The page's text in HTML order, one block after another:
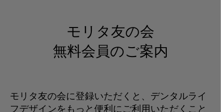
モリタ友の会
無料会員のご案内
モリタ友の会に登録いただくと、デンタルライ
フデザインをもっと便利にご利用いただくこと